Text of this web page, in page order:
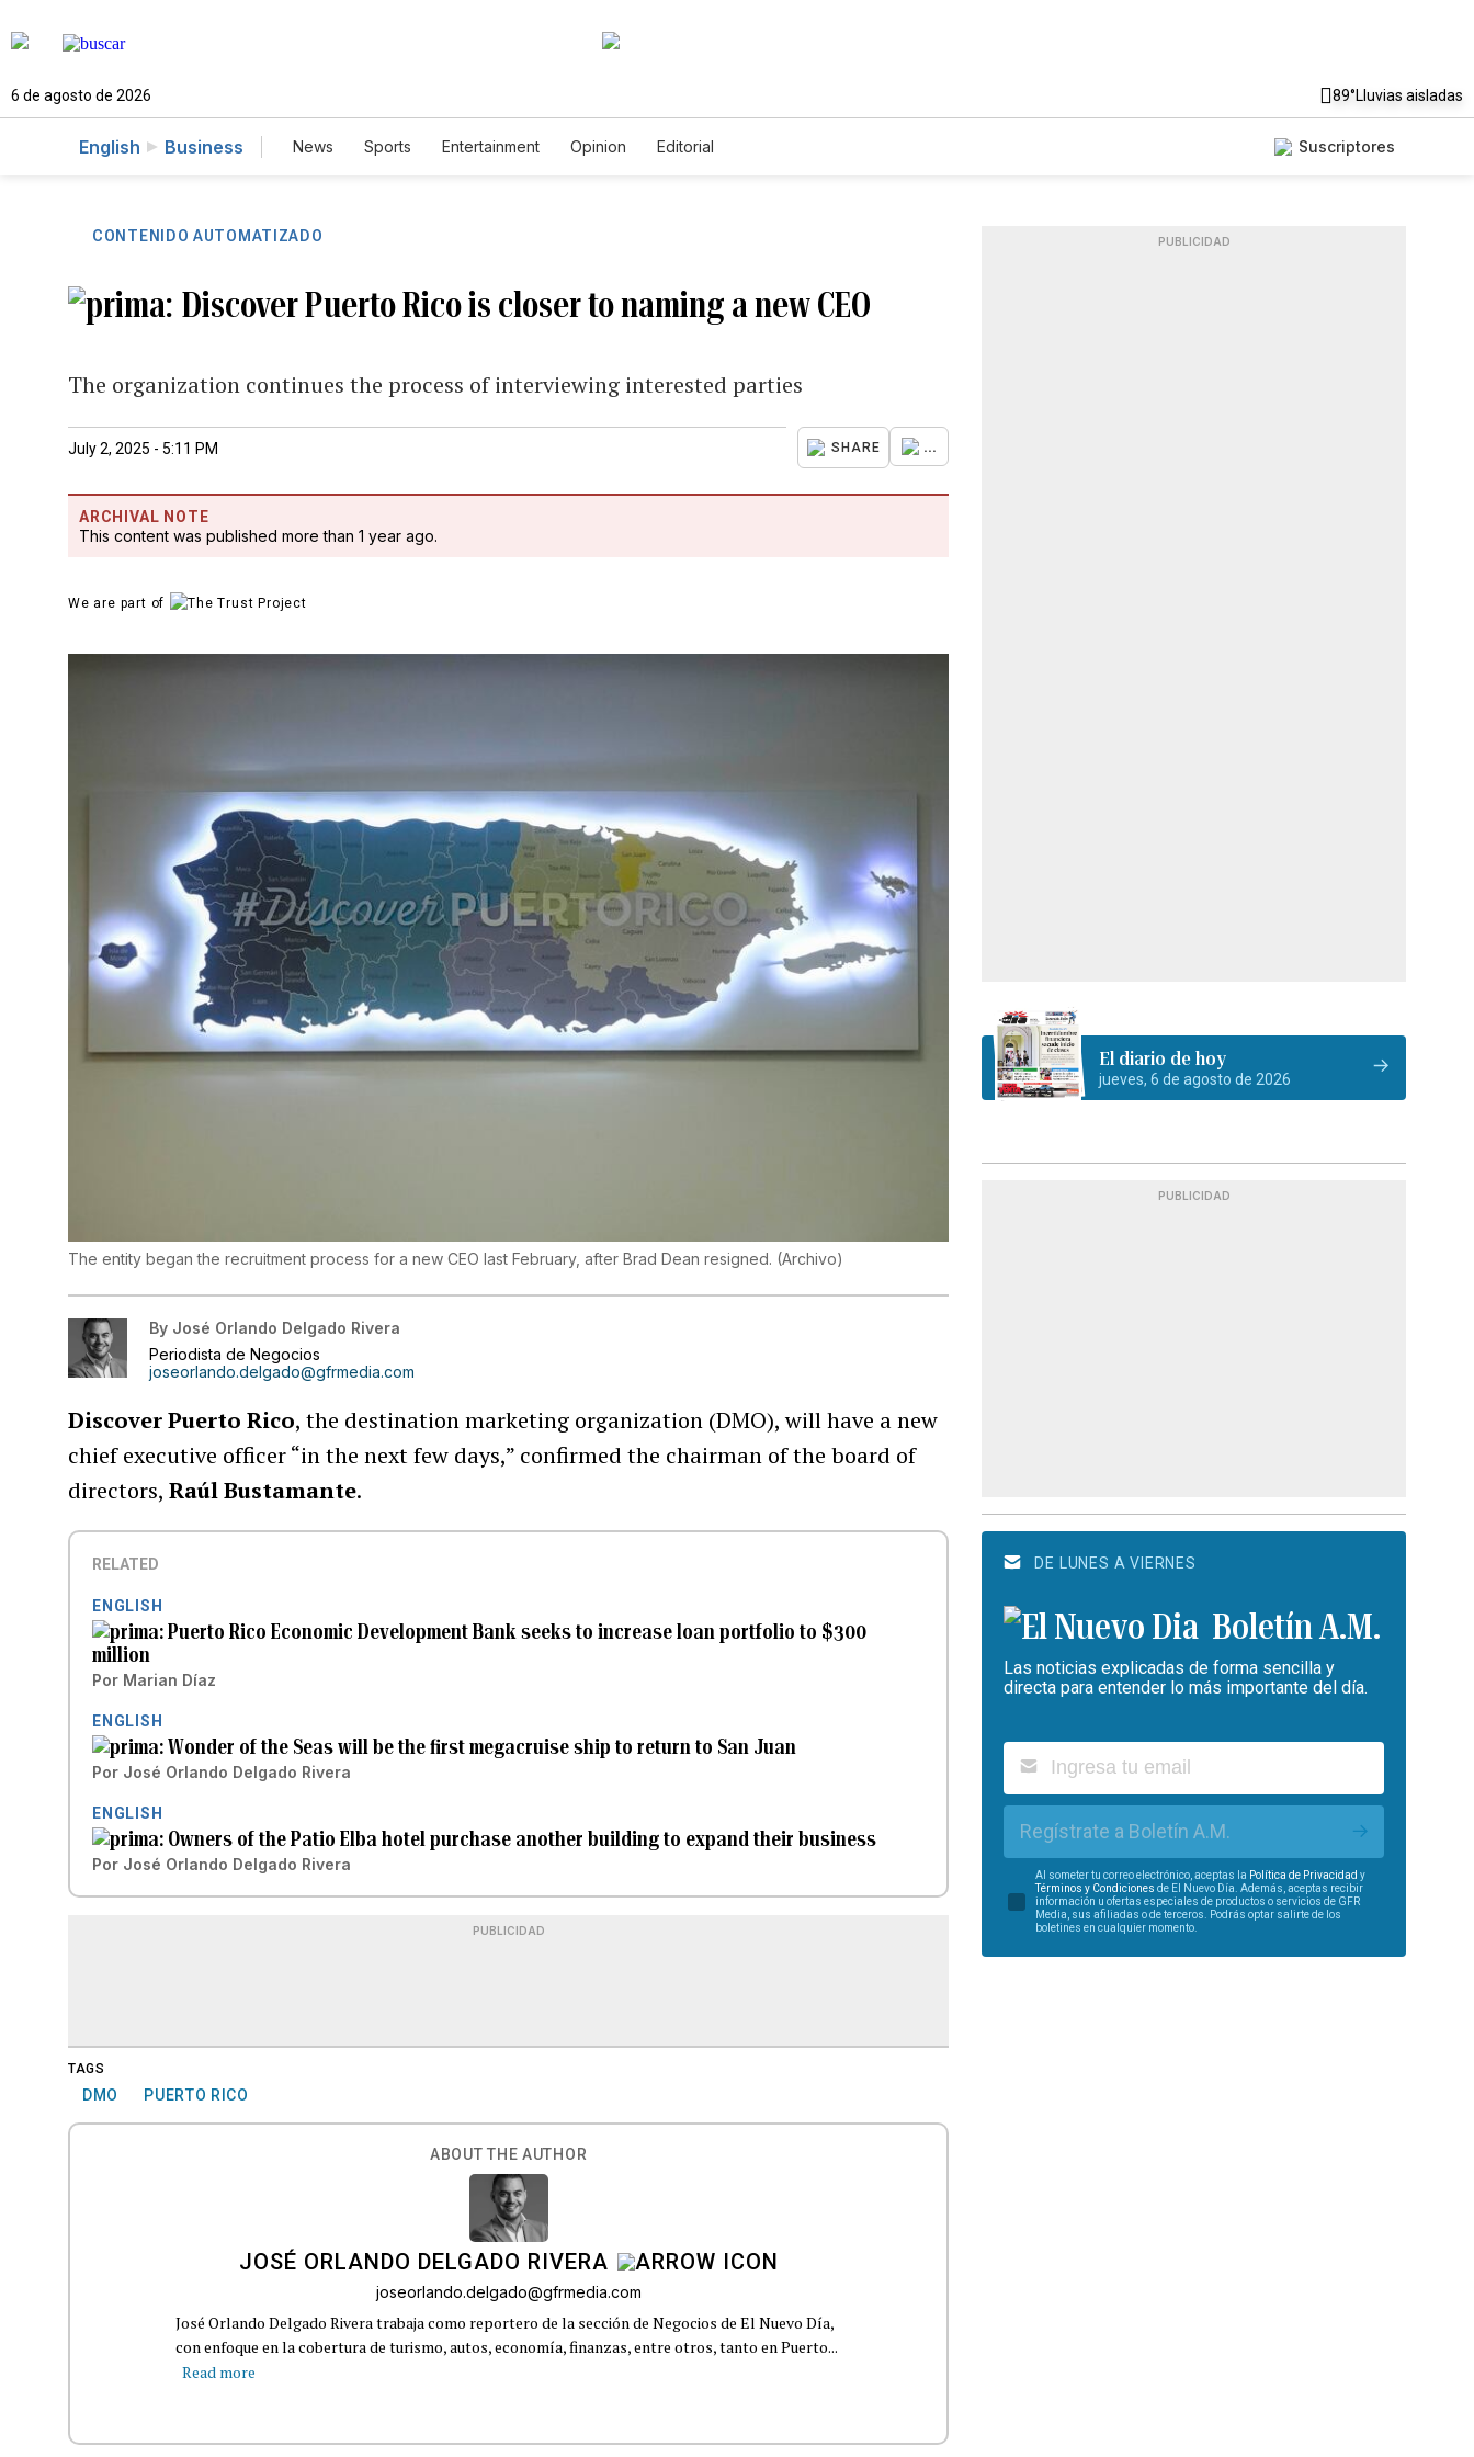
6 de agosto de 2026 89°Lluvias aisladas
English Business News Sports Entertainment Opinion Editorial Suscriptores
CONTENIDO AUTOMATIZADO
Discover Puerto Rico is closer to naming a new CEO
The organization continues the process of interviewing interested parties
July 2, 2025 - 5:11 PM SHARE ...
ARCHIVAL NOTE
This content was published more than 1 year ago.
We are part of
The entity began the recruitment process for a new CEO last February, after Brad Dean resigned. (Archivo)
By José Orlando Delgado Rivera
Periodista de Negocios
joseorlando.delgado@gfrmedia.com
Discover Puerto Rico, the destination marketing organization (DMO), will have a new
chief executive officer “in the next few days,” confirmed the chairman of the board of
directors,Raúl Bustamante.
RELATED
ENGLISH
Puerto Rico Economic Development Bank seeks to increase loan portfolio to $300
million
Por Marian Díaz
ENGLISH
Wonder of the Seas will be the first megacruise ship to return to San Juan
Por José Orlando Delgado Rivera
ENGLISH
Owners of the Patio Elba hotel purchase another building to expand their business
Por José Orlando Delgado Rivera
PUBLICIDAD
TAGS
DMO PUERTO RICO
ABOUT THE AUTHOR
JOSÉ ORLANDO DELGADO RIVERA
joseorlando.delgado@gfrmedia.com
José Orlando Delgado Rivera trabaja como reportero de la sección de Negocios de El Nuevo Día,
con enfoque en la cobertura de turismo, autos, economía, finanzas, entre otros, tanto en Puerto...
Read more
PUBLICIDAD
El diario de hoy
jueves, 6 de agosto de 2026
PUBLICIDAD
DE LUNES A VIERNES
Boletín A.M.
Las noticias explicadas de forma sencilla y
directa para entender lo más importante del día.
Regístrate a Boletín A.M.
Al someter tu correo electrónico, aceptas la Política de Privacidad y
Términos y Condiciones de El Nuevo Día. Además, aceptas recibir
información u ofertas especiales de productos o servicios de GFR
Media, sus afiliadas o de terceros. Podrás optar salirte de los
boletines en cualquier momento.